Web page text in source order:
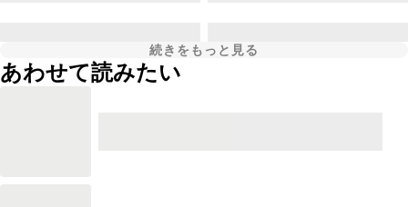
続きをもっと見る
あわせて読みたい